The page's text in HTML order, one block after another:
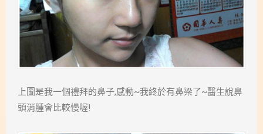
上圖是我一個禮拜的鼻子,感動~我終於有鼻梁了~醫生說鼻
頭消腫會比較慢喔!